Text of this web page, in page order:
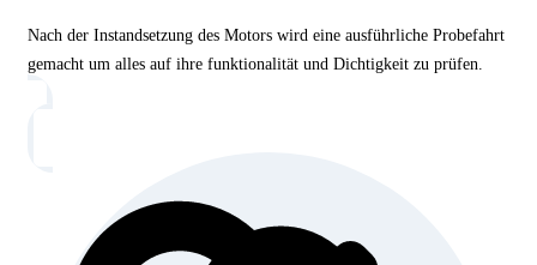
Nach der Instandsetzung des Motors wird eine ausführliche Probefahrt
gemacht um alles auf ihre funktionalität und Dichtigkeit zu prüfen.